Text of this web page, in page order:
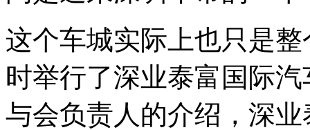
这个车城实际上也只是
时举行了深业泰富国际
与会负责人的介绍，深